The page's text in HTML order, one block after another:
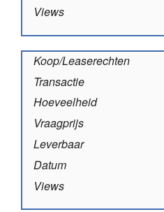
Views
Koop/Leaserechten
Transactie
Hoeveelheid
Vraagprijs
Leverbaar
Datum
Views